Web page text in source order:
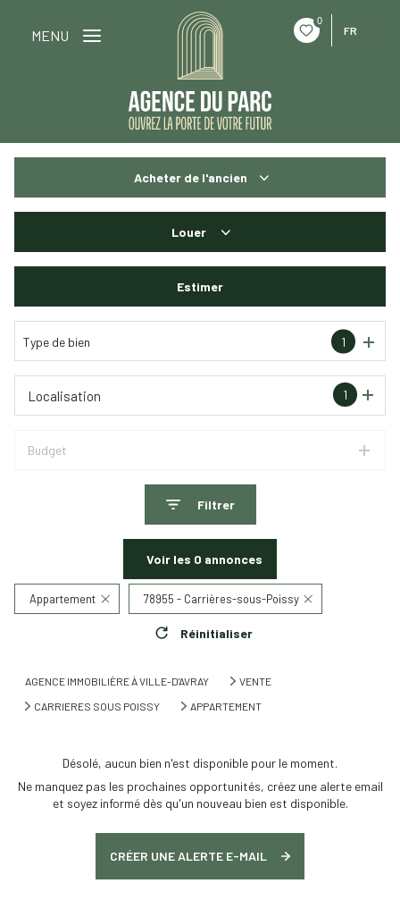
0
FR
MENU
Acheter de l'ancien
Louer
Estimer
Type de bien 1
1
Localisation
Budget
Filtrer
Voir les 0 annonces
Appartement 78955 - Carrières-sous-Poissy
Réinitialiser
AGENCE IMMOBILIÈRE À VILLE-D'AVRAY
VENTE
CARRIERES SOUS POISSY
APPARTEMENT
Désolé, aucun bien n'est disponible pour le moment.
Ne manquez pas les prochaines opportunités, créez une alerte email
et soyez informé dès qu'un nouveau bien est disponible.
CRÉER UNE ALERTE E-MAIL